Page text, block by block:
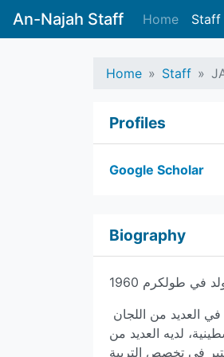
An-Najah Staff Home Staff
Home Staff
Profiles
Google Scholar
Biography
في طولكرم 1960
لديه العديد من
في تخصص التربية